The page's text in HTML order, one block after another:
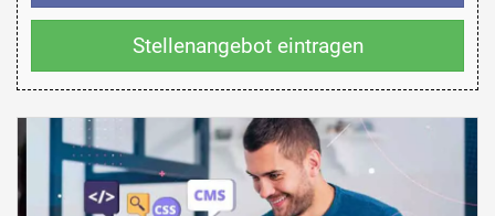
Stellenangebot eintragen